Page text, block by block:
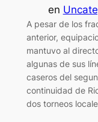
en
A pesar de los
anterior,
mantuvo al
algunas de sus
caseros del
continuidad de
dos torneos